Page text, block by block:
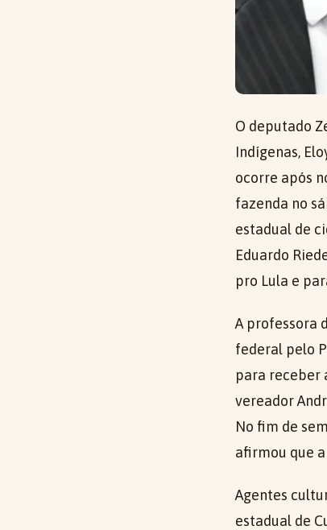
O deputado
Indígenas,
ocorre após
fazenda no
estadual de
Eduardo
pro Lula e
A professora
federal pelo
para receber
vereador
No fim de
afirmou que
Agentes
estadual de